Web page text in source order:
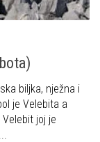
biljka, nježna i
je Velebita a
joj je